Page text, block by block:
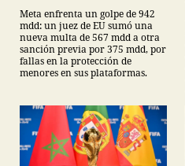
Meta enfrenta un golpe de 942
mdd: un juez de EU sumó una
nueva multa de 567 mdd a otra
sanción previa por 375 mdd, por
fallas en la protección de
menores en sus plataformas.